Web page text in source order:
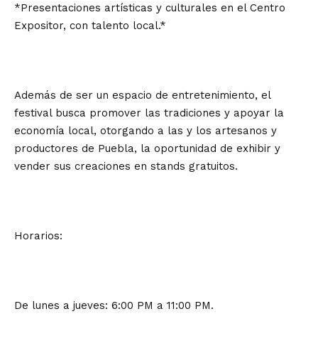
*Presentaciones artísticas y culturales en el Centro
Expositor, con talento local.*
Además de ser un espacio de entretenimiento, el
festival busca promover las tradiciones y apoyar la
economía local, otorgando a las y los artesanos y
productores de Puebla, la oportunidad de exhibir y
vender sus creaciones en stands gratuitos.
Horarios:
De lunes a jueves: 6:00 PM a 11:00 PM.